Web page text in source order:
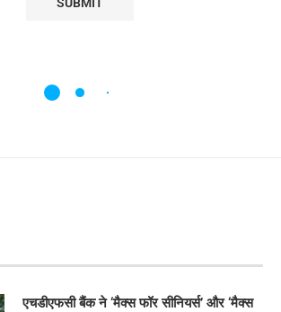
एचडीएफसी बैंक ने ‘मैक्स फॉर सीनियर्स’ और ‘मैक्स